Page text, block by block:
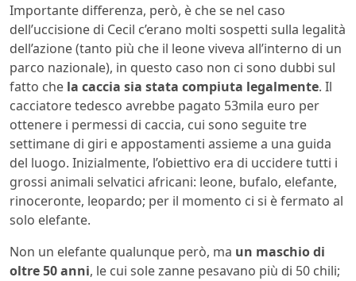
Importante differenza, però, è che se nel caso
dell’uccisione di Cecil c’erano molti sospetti sulla legalità
dell’azione (tanto più che il leone viveva all’interno di un
parco nazionale), in questo caso non ci sono dubbi sul
fatto che la caccia sia stata compiuta legalmente. Il
cacciatore tedesco avrebbe pagato 53mila euro per
ottenere i permessi di caccia, cui sono seguite tre
settimane di giri e appostamenti assieme a una guida
del luogo. Inizialmente, l’obiettivo era di uccidere tutti i
grossi animali selvatici africani: leone, bufalo, elefante,
rinoceronte, leopardo; per il momento ci si è fermato al
solo elefante.
Non un elefante qualunque però, ma un maschio di
oltre 50 anni, le cui sole zanne pesavano più di 50 chili;